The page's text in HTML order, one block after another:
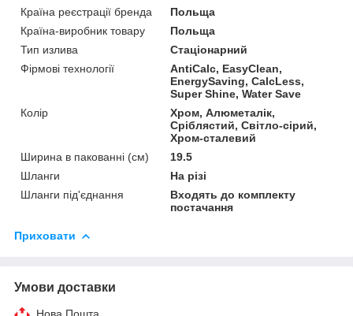
Країна реєстрації бренда
Польща
Країна-виробник товару
Польща
Тип излива
Стаціонарний
Фірмові технології
AntiCalc, EasyClean,
EnergySaving, CalcLess,
Super Shine, Water Save
Колір
Хром, Алюметалік,
Сріблястий, Світло-сірий,
Хром-сталевий
Ширина в пакованні (см)
19.5
Шланги
На різі
Шланги під'єднання
Входять до комплекту
постачання
Приховати
Умови доставки
Нова Пошта